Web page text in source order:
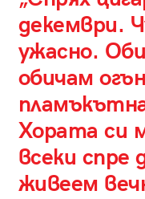
декември.
ужасно.
обичам
Хората си
всеки спре
живеем